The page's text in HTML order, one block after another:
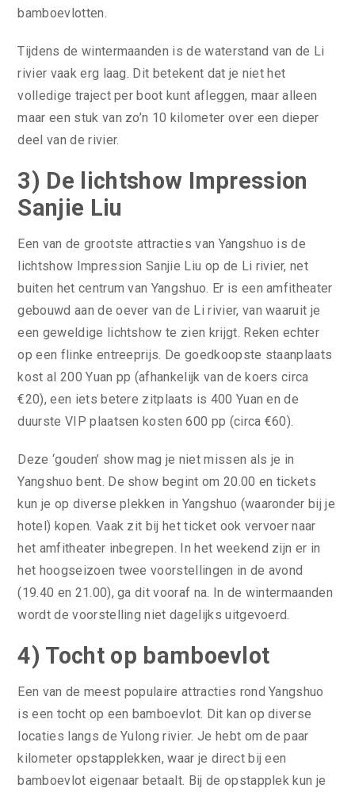
bamboevlotten.
Tijdens de wintermaanden is de waterstand van de Li
rivier vaak erg laag. Dit betekent dat je niet het
volledige traject per boot kunt afleggen, maar alleen
maar een stuk van zo’n 10 kilometer over een dieper
deel van de rivier.
3) De lichtshow Impression
Sanjie Liu
Een van de grootste attracties van Yangshuo is de
lichtshow Impression Sanjie Liu op de Li rivier, net
buiten het centrum van Yangshuo. Er is een amfitheater
gebouwd aan de oever van de Li rivier, van waaruit je
een geweldige lichtshow te zien krijgt. Reken echter
op een flinke entreeprijs. De goedkoopste staanplaats
kost al 200 Yuan pp (afhankelijk van de koers circa
€20), een iets betere zitplaats is 400 Yuan en de
duurste VIP plaatsen kosten 600 pp (circa €60).
Deze ‘gouden’ show mag je niet missen als je in
Yangshuo bent. De show begint om 20.00 en tickets
kun je op diverse plekken in Yangshuo (waaronder bij je
hotel) kopen. Vaak zit bij het ticket ook vervoer naar
het amfitheater inbegrepen. In het weekend zijn er in
het hoogseizoen twee voorstellingen in de avond
(19.40 en 21.00), ga dit vooraf na. In de wintermaanden
wordt de voorstelling niet dagelijks uitgevoerd.
4) Tocht op bamboevlot
Een van de meest populaire attracties rond Yangshuo
is een tocht op een bamboevlot. Dit kan op diverse
locaties langs de Yulong rivier. Je hebt om de paar
kilometer opstapplekken, waar je direct bij een
bamboevlot eigenaar betaalt. Bij de opstapplek kun je